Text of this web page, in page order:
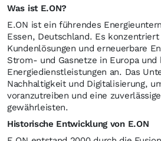
Was ist E.ON?
E.ON ist ein führendes
Essen, Deutschland. Es
Kundenlösungen und erneuerbare
Strom- und Gasnetze in Europa
Energiedienstleistungen an. Das
Nachhaltigkeit und Digitalisierung,
voranzutreiben und eine
gewährleisten.
Historische Entwicklung von E.ON